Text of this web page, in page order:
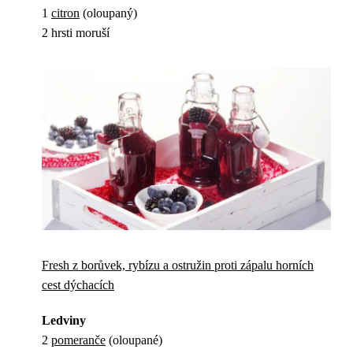
1 citron (oloupaný)
2 hrsti moruší
Fresh z borůvek, rybízu a ostružin proti zápalu horních
cest dýchacích
Ledviny
2 pomeranče (oloupané)